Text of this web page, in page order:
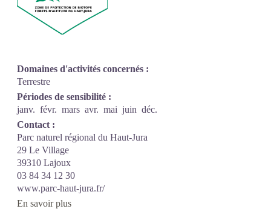
Domaines d'activités concernés :
Terrestre
Périodes de sensibilité :
janv. févr. mars avr. mai juin déc.
Contact :
Parc naturel régional du Haut-Jura
29 Le Village
39310 Lajoux
03 84 34 12 30
www.parc-haut-jura.fr/
En savoir plus